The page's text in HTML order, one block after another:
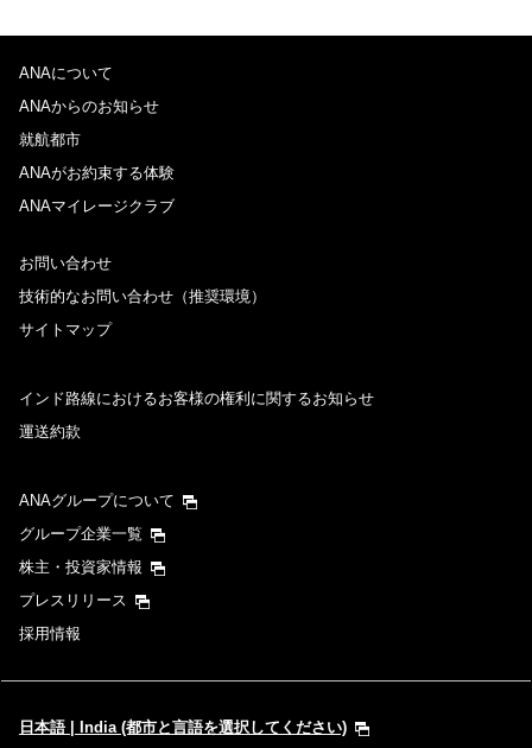
ANAについて
ANAからのお知らせ
就航都市
ANAがお約束する体験
ANAマイレージクラブ
お問い合わせ
技術的なお問い合わせ（推奨環境）
サイトマップ
インド路線におけるお客様の権利に関するお知らせ
運送約款
ANAグループについて
グループ企業一覧
株主・投資家情報
プレスリリース
採用情報
日本語 | India (都市と言語を選択してください)